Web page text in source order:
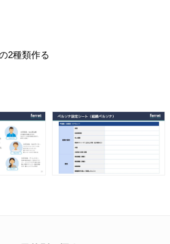
2種類作る